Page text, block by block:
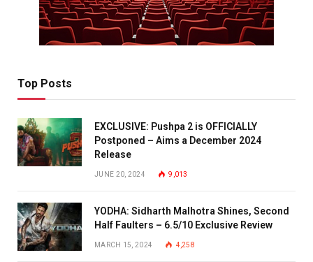
Top Posts
EXCLUSIVE: Pushpa 2 is OFFICIALLY
Postponed – Aims a December 2024
Release
JUNE 20, 2024 9,013
YODHA: Sidharth Malhotra Shines, Second
Half Faulters – 6.5/10 Exclusive Review
MARCH 15, 2024 4,258